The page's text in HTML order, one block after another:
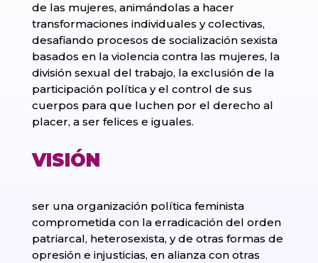
de las mujeres, animándolas a hacer
transformaciones individuales y colectivas,
desafiando procesos de socialización sexista
basados en la violencia contra las mujeres, la
división sexual del trabajo, la exclusión de la
participación política y el control de sus
cuerpos para que luchen por el derecho al
placer, a ser felices e iguales.
VISIÓN
ser una organización política feminista
comprometida con la erradicación del orden
patriarcal, heterosexista, y de otras formas de
opresión e injusticias, en alianza con otras